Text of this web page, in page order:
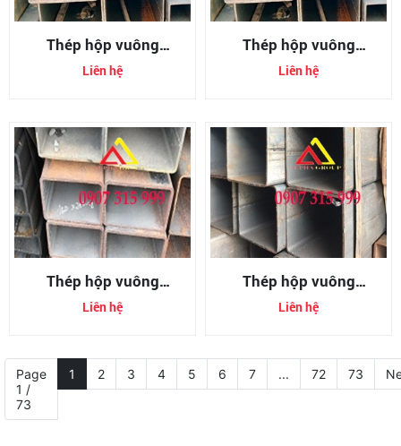
Thép hộp vuông
300x300x6mm
(300x300x6ly)
Liên hệ
Thép hộp vuông
300x300x8mm
(300x300x8ly)
Liên hệ
Thép hộp vuông
350x350x12mm
(350x350x12ly)
Liên hệ
Thép hộp vuông
350x350x6mm
(350x350x6ly)
Liên hệ
Page
1 /
73
1 2 3 4 5 6 7 ... 72 73